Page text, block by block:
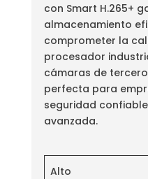
con Smart H.265+
almacenamiento
comprometer la
procesador
cámaras de
perfecta para
seguridad
avanzada.
Alto